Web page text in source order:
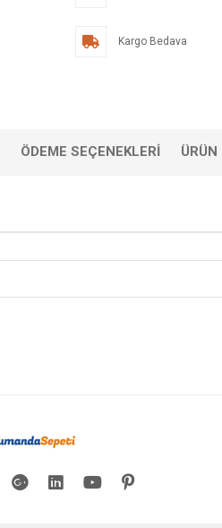
Kargo Bedava
ÖDEME SEÇENEKLERI ÜRÜN